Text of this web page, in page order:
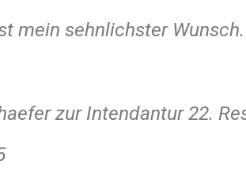
mein sehnlichster Wunsch.
zur Intendantur 22.